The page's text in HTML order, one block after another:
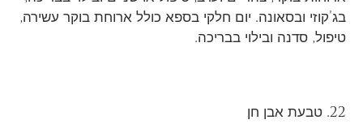
בג’קוזי ובסאונה. יום חלקי בספא כולל ארוחת בוקר עשירה,
טיפול, סדנה ובילוי בבריכה.
22. טבעת אבן חן